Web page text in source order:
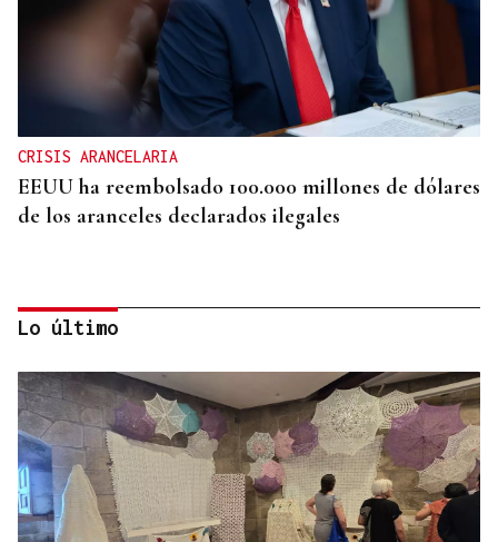
CRISIS ARANCELARIA
EEUU ha reembolsado 100.000 millones de dólares
de los aranceles declarados ilegales
Lo último